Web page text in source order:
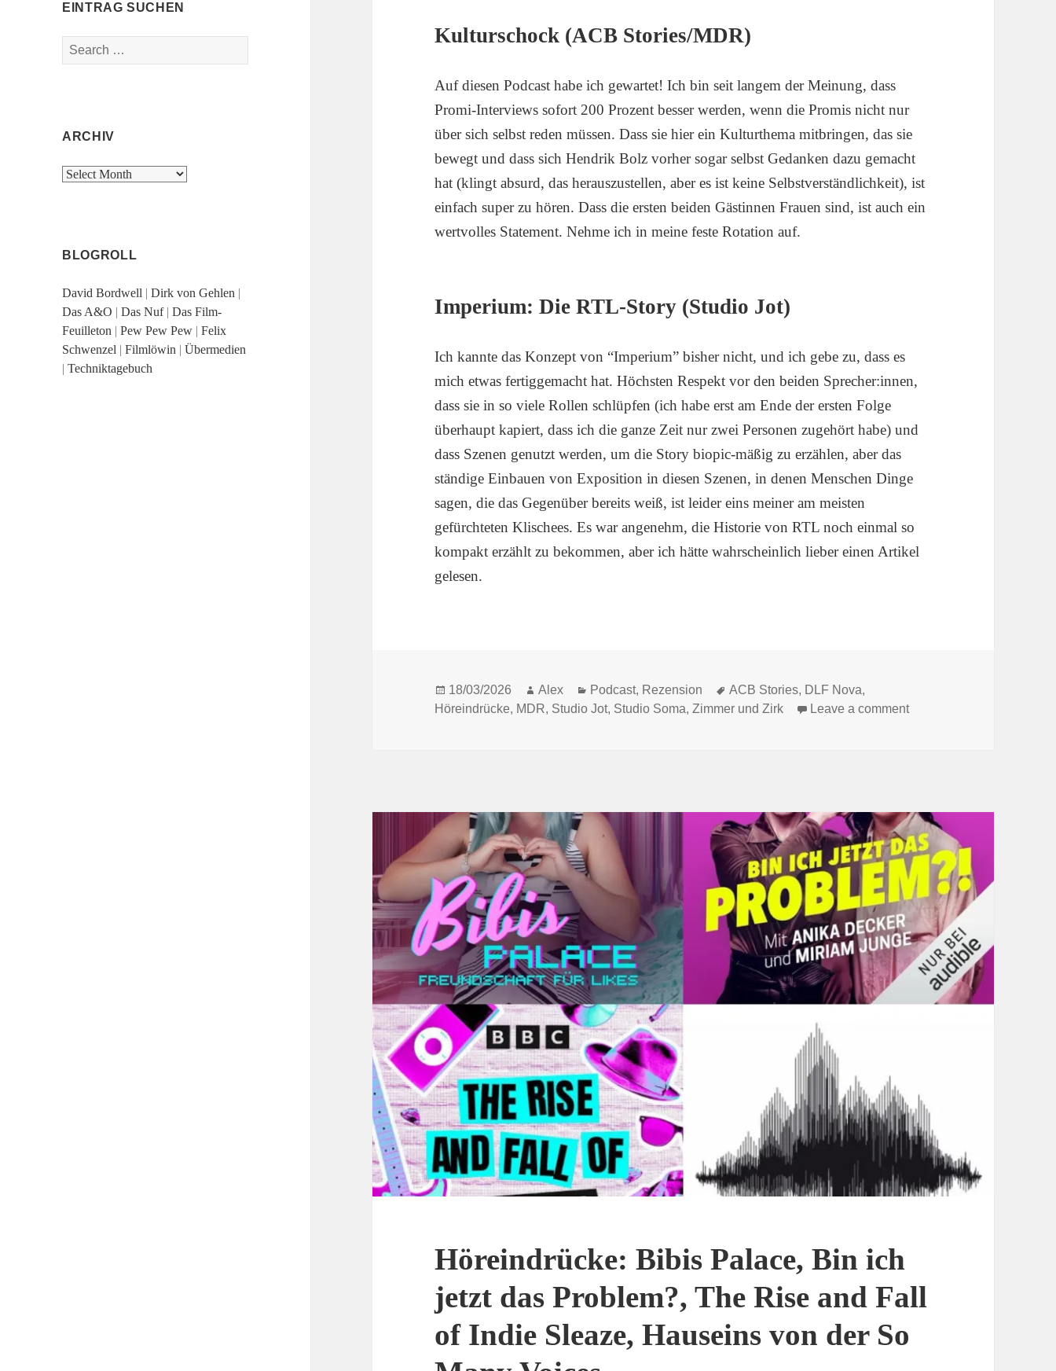
EINTRAG SUCHEN
Search
for:
ARCHIV
Archiv
BLOGROLL
David Bordwell |Dirk von Gehlen |
Das A&O |Das Nuf|Das Film-
Feuilleton |Pew Pew Pew |Felix
Schwenzel |Filmlöwin |Übermedien
|Techniktagebuch
Kulturschock (ACB Stories/MDR)
Auf diesen Podcast habe ich gewartet! Ich bin seit langem der Meinung, dass
Promi-Interviews sofort 200 Prozent besser werden, wenn die Promis nicht nur
über sich selbst reden müssen. Dass sie hier ein Kulturthema mitbringen, das sie
bewegt und dass sich Hendrik Bolz vorher sogar selbst Gedanken dazu gemacht
hat (klingt absurd, das herauszustellen, aber es ist keine Selbstverständlichkeit), ist
einfach super zu hören. Dass die ersten beiden Gästinnen Frauen sind, ist auch ein
wertvolles Statement. Nehme ich in meine feste Rotation auf.
Imperium: Die RTL-Story (Studio Jot)
Ich kannte das Konzept von “Imperium” bisher nicht, und ich gebe zu, dass es
mich etwas fertiggemacht hat. Höchsten Respekt vor den beiden Sprecher:innen,
dass sie in so viele Rollen schlüpfen (ich habe erst am Ende der ersten Folge
überhaupt kapiert, dass ich die ganze Zeit nur zwei Personen zugehört habe) und
dass Szenen genutzt werden, um die Story biopic-mäßig zu erzählen, aber das
ständige Einbauen von Exposition in diesen Szenen, in denen Menschen Dinge
sagen, die das Gegenüber bereits weiß, ist leider eins meiner am meisten
gefürchteten Klischees. Es war angenehm, die Historie von RTL noch einmal so
kompakt erzählt zu bekommen, aber ich hätte wahrscheinlich lieber einen Artikel
gelesen.
Posted
on
18/03/2026 Author
Alex Categories
Podcast, Rezension Tags
ACB Stories, DLF Nova,
Höreindrücke, MDR, Studio Jot, Studio Soma,Zimmer und Zirk Leave a commenton Höreindrücke: Die
Höreindrücke: Bibis Palace, Bin ich
jetzt das Problem?, The Rise and Fall
of Indie Sleaze, Hauseins von der So